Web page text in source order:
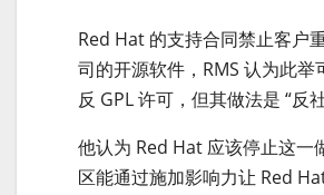
Red Hat 的支持合同禁止客户
司的开源软件，RMS 认为此举
反 GPL 许可，但其做法是 “反社
他认为 Red Hat 应该停止这一
区能通过施加影响力让 Red